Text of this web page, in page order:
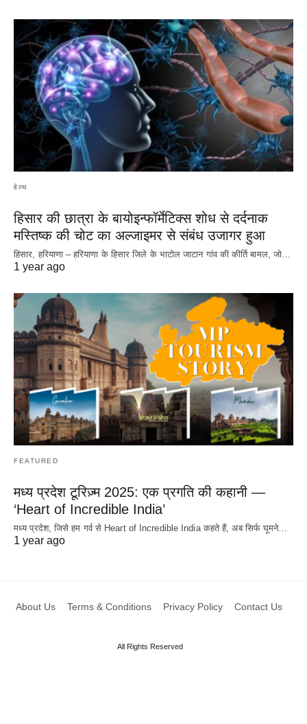
हेल्थ
हिसार की छात्रा के बायोइन्फॉर्मेटिक्स शोध से दर्दनाक
मस्तिष्क की चोट का अल्जाइमर से संबंध उजागर हुआ
हिसार, हरियाणा – हरियाणा के हिसार जिले के भाटोल जाटान गांव की कीर्ति बामल, जो…
1 year ago
FEATURED
मध्य प्रदेश टूरिज़्म 2025: एक प्रगति की कहानी —
‘Heart of Incredible India’
मध्य प्रदेश, जिसे हम गर्व से Heart of Incredible India कहते हैं, अब सिर्फ घूमने…
1 year ago
About Us Terms & Conditions Privacy Policy Contact Us
All Rights Reserved